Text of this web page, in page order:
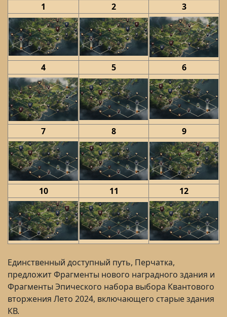
1
2 3
4 5 6
7 8 9
10 11 12
Единственный доступный путь, Перчатка,
предложит Фрагменты нового наградного здания и
Фрагменты Эпического набора выбора Квантового
вторжения Лето 2024, включающего старые здания
КВ.